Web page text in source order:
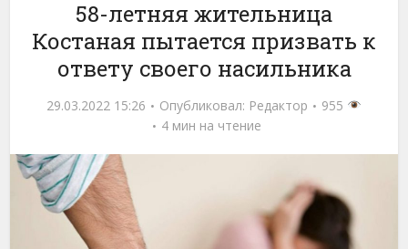
58-летняя жительница
Костаная пытается призвать к
ответу своего насильника
29.03.2022 15:26 Опубликовал: Редактор
955
4 мин на чтение